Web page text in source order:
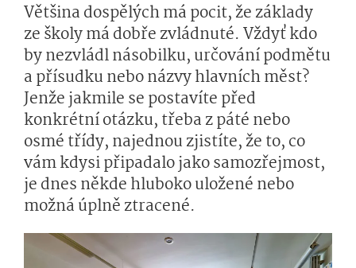
Většina dospělých má pocit, že základy
ze školy má dobře zvládnuté. Vždyť kdo
by nezvládl násobilku, určování podmětu
a přísudku nebo názvy hlavních měst?
Jenže jakmile se postavíte před
konkrétní otázku, třeba z páté nebo
osmé třídy, najednou zjistíte, že to, co
vám kdysi připadalo jako samozřejmost,
je dnes někde hluboko uložené nebo
možná úplně ztracené.